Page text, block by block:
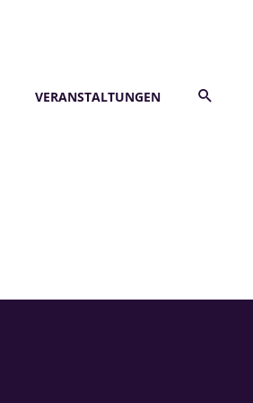
VERANSTALTUNGEN